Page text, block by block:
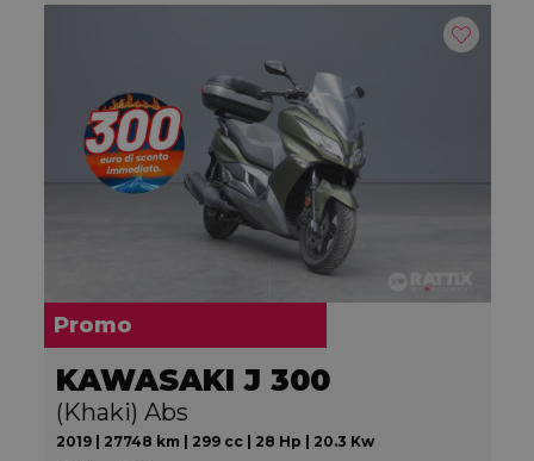
Promo
KAWASAKI J 300
(Khaki) Abs
2019 | 27748 km | 299 cc | 28 Hp | 20.3 Kw